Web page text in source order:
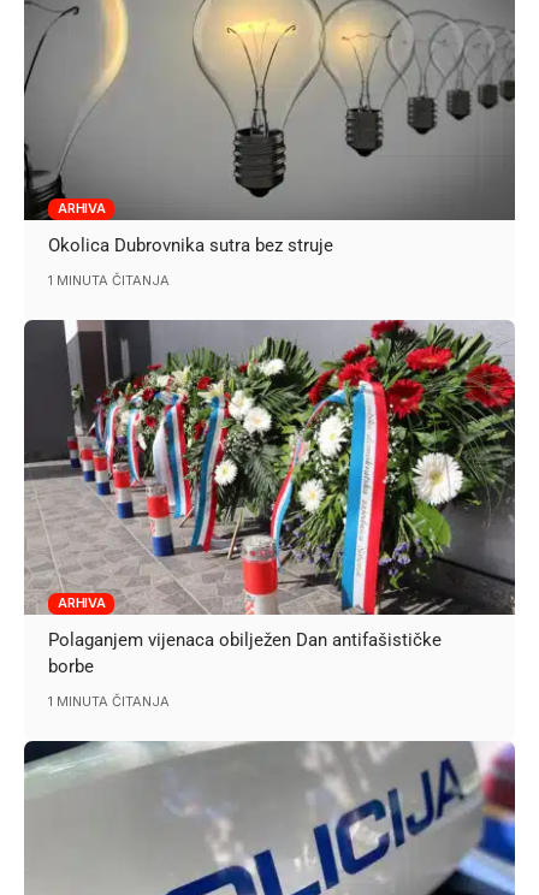
ARHIVA
Okolica Dubrovnika sutra bez struje
1 MINUTA ČITANJA
ARHIVA
Polaganjem vijenaca obilježen Dan antifašističke
borbe
1 MINUTA ČITANJA